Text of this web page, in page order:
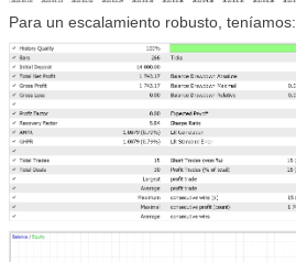
Para un escalamiento robusto, teníamos: